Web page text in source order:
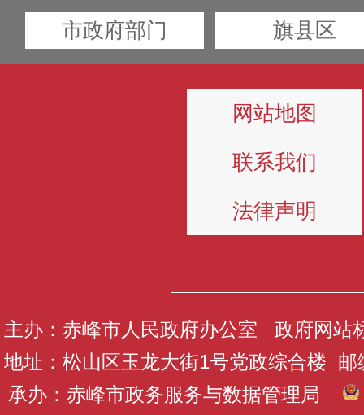
市政府部门 旗县区
网站地图
联系我们
法律声明
主办：赤峰市人民政府办公室 政府网站
地址：松山区玉龙大街1号党政综合楼 邮
承办：赤峰市政务服务与数据管理局